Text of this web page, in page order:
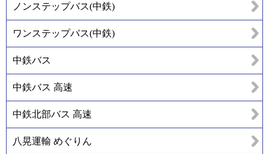
ノンステップバス(中鉄)
ワンステップバス(中鉄)
中鉄バス
中鉄バス 高速
中鉄北部バス 高速
八晃運輸 めぐりん